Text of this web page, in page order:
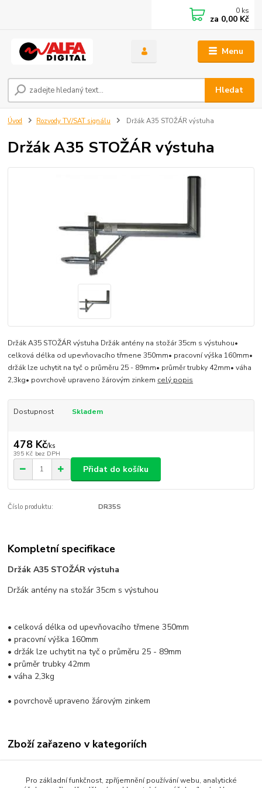
Menu
Hledat
0 ks
za 0,00 Kč
Úvod Rozvody TV/SAT signálu Držák A35 STOŽÁR výstuha
Držák A35 STOŽÁR výstuha
Držák A35 STOŽÁR výstuha Držák antény na stožár 35cm s výstuhou•
celková délka od upevňovacího třmene 350mm• pracovní výška 160mm•
držák lze uchytit na tyč o průměru 25 - 89mm• průměr trubky 42mm• váha
2,3kg• povrchově upraveno žárovým zinkem celý popis
Dostupnost Skladem
478 Kč/ks
395 Kč bez DPH
Přidat do košíku
Číslo produktu: DR35S
Kompletní specifikace
Držák A35 STOŽÁR výstuha
Držák antény na stožár 35cm s výstuhou
• celková délka od upevňovacího třmene 350mm
• pracovní výška 160mm
• držák lze uchytit na tyč o průměru 25 - 89mm
• průměr trubky 42mm
• váha 2,3kg
• povrchově upraveno žárovým zinkem
Zboží zařazeno v kategoriích
Stožáry a držáky
Pro základní funkčnost, zpříjemnění používání webu, analytické